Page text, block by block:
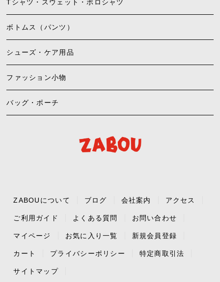
Tシャツ・スウェット・ポロシャツ
ボトムス（パンツ）
シューズ・ケア用品
ファッション小物
バッグ・ポーチ
ZABOUについて ブログ 会社案内 アクセス
ご利用ガイド よくある質問 お問い合わせ
マイページ お気に入り一覧 新規会員登録
カート プライバシーポリシー 特定商取引法
サイトマップ